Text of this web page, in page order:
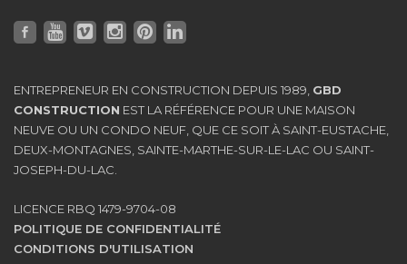
ENTREPRENEUR EN CONSTRUCTION DEPUIS 1989, GBD
CONSTRUCTION EST LA RÉFÉRENCE POUR UNE MAISON
NEUVE OU UN CONDO NEUF, QUE CE SOIT À SAINT-EUSTACHE,
DEUX-MONTAGNES, SAINTE-MARTHE-SUR-LE-LAC OU SAINT-
JOSEPH-DU-LAC.
LICENCE RBQ 1479-9704-08
POLITIQUE DE CONFIDENTIALITÉ
CONDITIONS D'UTILISATION